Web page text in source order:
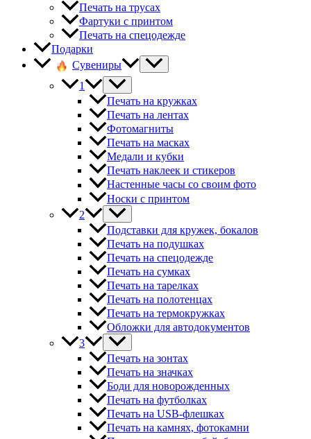
Печать на трусах
Фартуки с принтом
Печать на спецодежде
Подарки
Сувениры
1
Печать на кружках
Печать на лентах
Фотомагниты
Печать на масках
Медали и кубки
Печать наклеек и стикеров
Настенные часы со своим фото
Носки с принтом
2
Подставки для кружек, бокалов
Печать на подушках
Печать на спецодежде
Печать на сумках
Печать на тарелках
Печать на полотенцах
Печать на термокружках
Обложки для автодокументов
3
Печать на зонтах
Печать на значках
Боди для новорожденных
Печать на футболках
Печать на USB-флешках
Печать на камнях, фотокамни